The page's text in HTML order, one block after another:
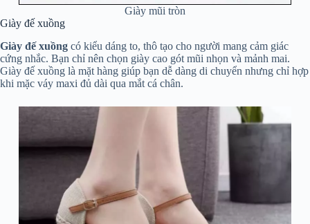
Giày mũi tròn
Giày đế xuồng
Giày đế xuồng có kiểu dáng to, thô tạo cho người mang cảm giác
cứng nhắc. Bạn chỉ nên chọn giày cao gót mũi nhọn và mảnh mai.
Giày đế xuồng là mặt hàng giúp bạn dễ dàng di chuyển nhưng chỉ hợp
khi mặc váy maxi đủ dài qua mắt cá chân.